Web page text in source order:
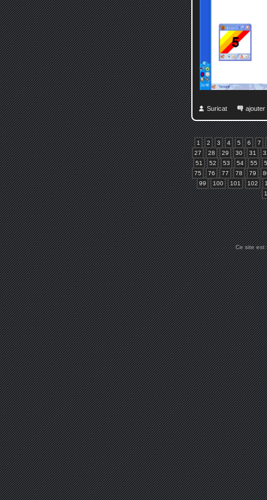
Suricat ajouter
1 2 3 4 5 6
7
27
28 29 30 31
51
52 53 54 55
75
76 77 78 79
99
100 101 102
Ce site est